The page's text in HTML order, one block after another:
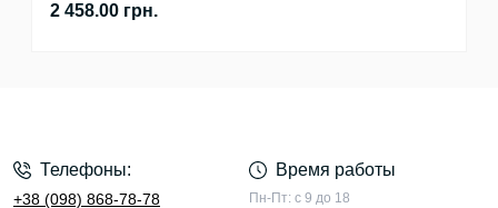
2 458.00 грн.
Телефоны:
+38 (098) 868-78-78
Время работы
Пн-Пт: с 9 до 18